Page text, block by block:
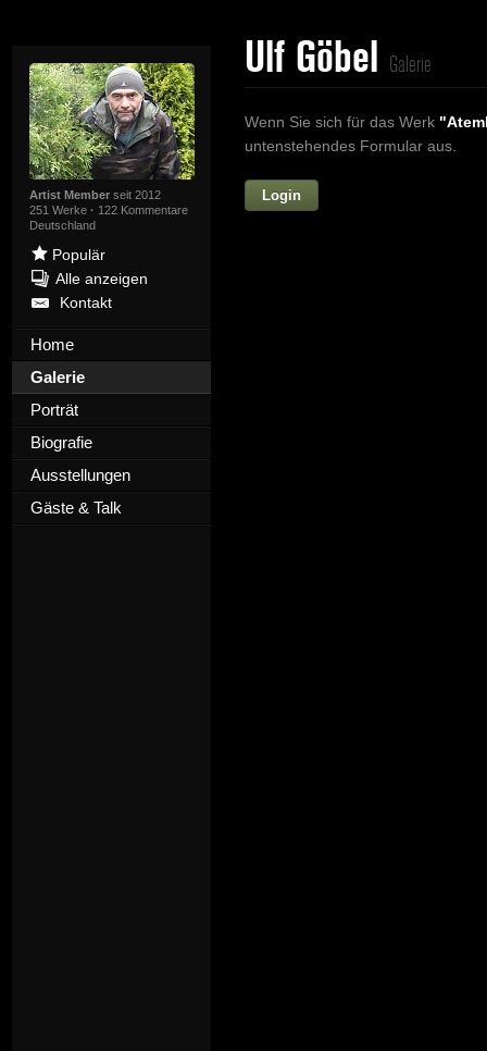
Artist Memberseit 2012
251 Werke · 122 Kommentare
Deutschland
Populär
Alle anzeigen
Kontakt
Home
Galerie
Porträt
Biografie
Ausstellungen
Gäste & Talk
Ulf Göbel Galerie
Wenn Sie sich für das Werk
untenstehendes Formular aus.
Login